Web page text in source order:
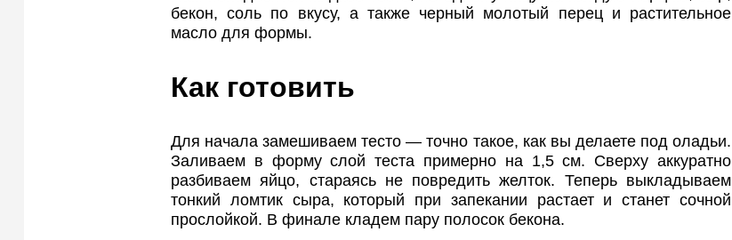
бекон, соль по вкусу, а также черный молотый перец и растительное
масло для формы.
Как готовить
Для начала замешиваем тесто — точно такое, как вы делаете под оладьи.
Заливаем в форму слой теста примерно на 1,5 см. Сверху аккуратно
разбиваем яйцо, стараясь не повредить желток. Теперь выкладываем
тонкий ломтик сыра, который при запекании растает и станет сочной
прослойкой. В финале кладем пару полосок бекона.